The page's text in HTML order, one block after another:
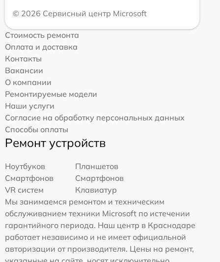
© 2026 Сервисный центр Microsoft
Стоимость ремонта
Оплата и доставка
Контакты
Вакансии
О компании
Ремонтируемые модели
Наши услуги
Согласие на обработку персональных данных
Способы оплаты
Ремонт устройств
Ноутбуков
Планшетов
Смартфонов
Смартфонов
VR систем
Клавиатур
Мы занимаемся ремонтом и техническим
обслуживанием техники Microsoft по истечении
гарантийного периода. Наш центр в Краснодаре
работает независимо и не имеет официальной
авторизации от производителя. Цены на ремонт,